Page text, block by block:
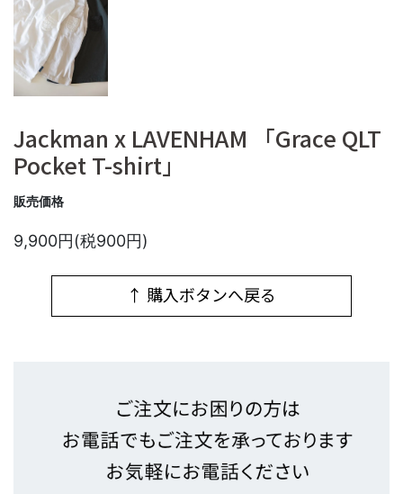
Jackman x LAVENHAM 「Grace QLT
Pocket T-shirt」
販売価格
9,900円(税900円)
↑ 購入ボタンへ戻る